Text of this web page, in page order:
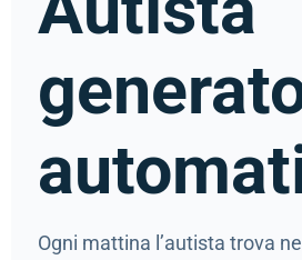
Ogni mattina l’autista trova